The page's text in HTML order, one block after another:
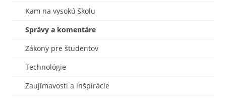
Kam na vysokú školu
Správy a komentáre
Zákony pre študentov
Technológie
Zaujímavosti a inšpirácie